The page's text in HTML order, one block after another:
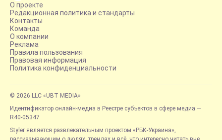
О проекте
Редакционная политика и стандарты
Контакты
Команда
О компании
Реклама
Правила пользования
Правовая информация
Политика конфиденциальности
© 2026 LLC «UBT MEDIA»
Идентификатор онлайн-медиа в Реестре субъектов в сфере медиа —
R40-05347
Styler является развлекательным проектом «РБК-Украина»,